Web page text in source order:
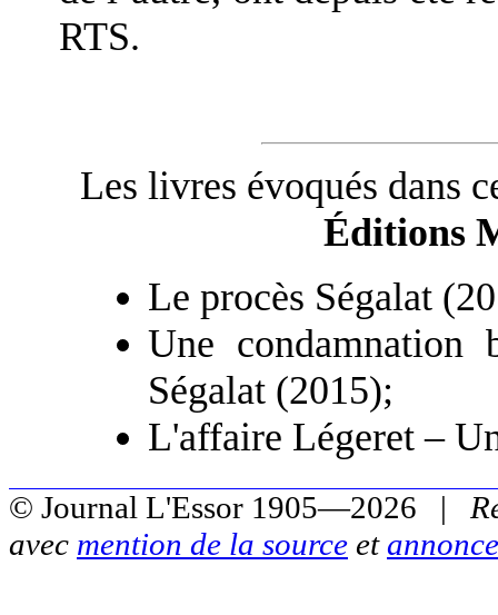
RTS.
Les livres évoqués dans
Éditions
Le procès Ségalat
Une condamnation
Ségalat (2015);
L'affaire Légeret –
© Journal L'Essor 1905—2026 |
avec mention de la source et